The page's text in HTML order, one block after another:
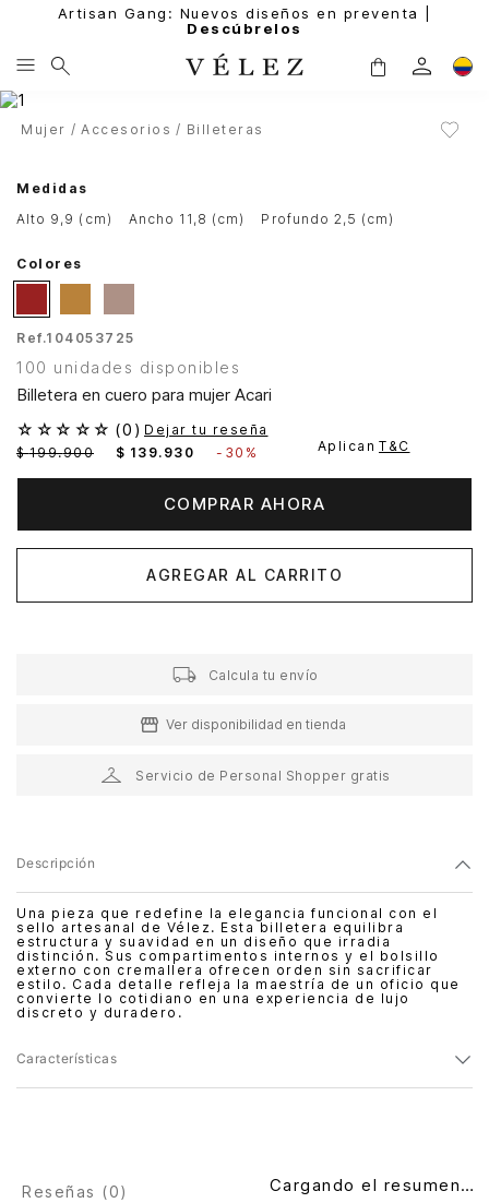
Artisan Gang: Nuevos diseños en preventa |
Descúbrelos
Mujer Accesorios Billeteras
Medidas
alto 9,9 (cm)
ancho 11,8 (cm) profundo 2,5 (cm)
Colores
Ref.104053725
100 unidades disponibles
Billetera en cuero para mujer Acari
☆ ☆ ☆ ☆ ☆ (0 ) Dejar tu reseña
$ 199.900 $ 139. 930 - 30% Aplican T&C
COMPRAR AHORA
AGREGAR AL CARRITO
Calcula tu envío
Ver disponibilidad en tienda
Servicio de Personal Shopper gratis
Descripción
Una pieza que redefine la elegancia funcional con el
sello artesanal de Vélez. Esta billetera equilibra
estructura y suavidad en un diseño que irradia
distinción. Sus compartimentos internos y el bolsillo
externo con cremallera ofrecen orden sin sacrificar
estilo. Cada detalle refleja la maestría de un oficio que
convierte lo cotidiano en una experiencia de lujo
discreto y duradero.
Características
Reseñas (0) Cargando el resumen…